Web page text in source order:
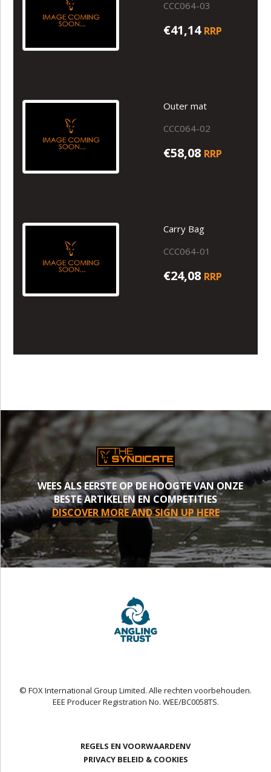
CCC064-03
€41,14 RRP
Outer mat
CCC064-02
€58,08 RRP
Carry Bag
CCC064-01
€24,08 RRP
WEES ALS EERSTE OP DE HOOGTE VAN ONZE
BESTE ARTIKELEN EN COMPETITIES
DISCOVER MORE AND SIGN UP HERE
© FOX International Group Limited. Alle rechten voorbehouden.
EEE Producer Registration No. WEE/BC0058TS.
REGELS EN VOORWAARDENV
PRIVACY BELEID & COOKIES